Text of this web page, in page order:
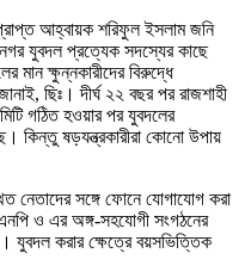
আহ্বায়ক শরিফুল ইসলাম জনি
যুবদল প্রত্যেক সদস্যের কাছে
ক্ষুন্নকারীদের বিরুদ্ধে
ছিঃ। দীর্ঘ ২২ বছর পর রাজশাহী
গঠিত হওয়ার পর যুবদলের
কিন্তু ষড়যন্ত্রকারীরা কোনো উপায়
নেতাদের সঙ্গে ফোনে যোগাযোগ করা
ও এর অঙ্গ-সহযোগী সংগঠনের
যুবদল করার ক্ষেত্রে বয়সভিত্তিক